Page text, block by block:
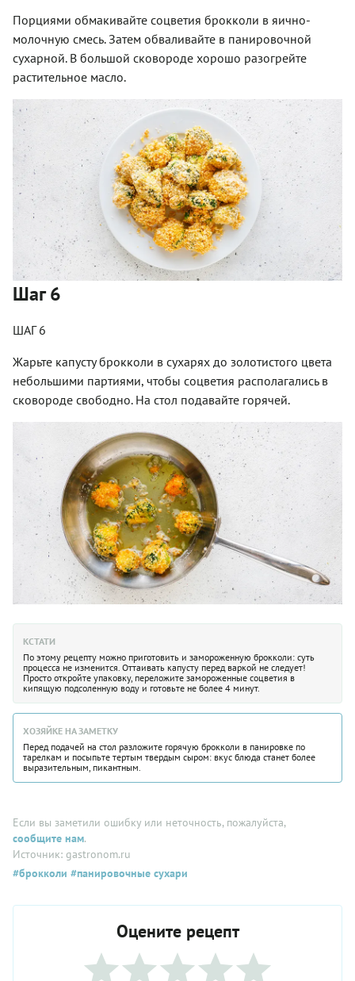
Порциями обмакивайте соцветия брокколи в яично-
молочную смесь. Затем обваливайте в панировочной
сухарной. В большой сковороде хорошо разогрейте
растительное масло.
Шаг 6
ШАГ 6
Жарьте капусту брокколи в сухарях до золотистого цвета
небольшими партиями, чтобы соцветия располагались в
сковороде свободно. На стол подавайте горячей.
КСТАТИ
По этому рецепту можно приготовить и замороженную брокколи: суть
процесса не изменится. Оттаивать капусту перед варкой не следует!
Просто откройте упаковку, переложите замороженные соцветия в
кипящую подсоленную воду и готовьте не более 4 минут.
ХОЗЯЙКЕ НА ЗАМЕТКУ
Перед подачей на стол разложите горячую брокколи в панировке по
тарелкам и посыпьте тертым твердым сыром: вкус блюда станет более
выразительным, пикантным.
Если вы заметили ошибку или неточность, пожалуйста,
сообщите нам.
Источник: gastronom.ru
#брокколи #панировочные сухари
Оцените рецепт